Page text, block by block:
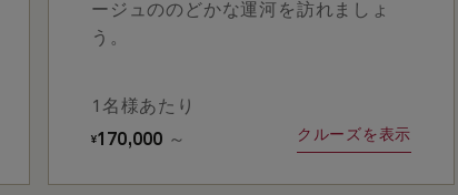
ージュののどかな運河を訪れましょ
う。
1名様あたり
¥170,000 ～ クルーズを表示